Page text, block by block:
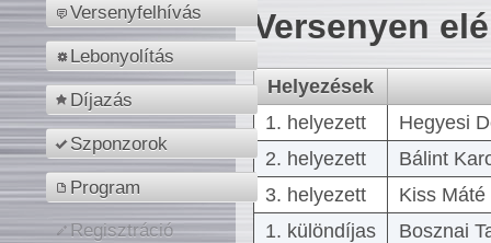
Versenyfelhívás
Lebonyolítás
Díjazás
Szponzorok
Program
Regisztráció
Versenyen
Helyezések
1. helyezett
Hegyesi
2. helyezett
Bálint
3. helyezett
Kiss
1. különdíjas
Bosznai